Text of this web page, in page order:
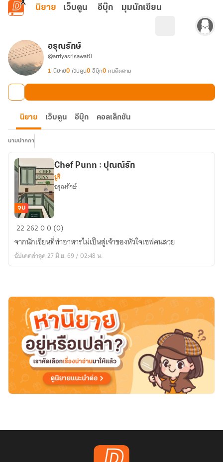
ข้ามไปยังเนื้อหาหลัก
นิยาย เว็บตูน อีบุ๊ก มุมนักเขียน
อรุณรักษ์
@arriyasrisawat0
1 นิยาย0 เว็บตูน0 อีบุ๊ก0 คนติดตาม
นิยาย เว็บตูน อีบุ๊ก คอลเล็กชัน
นามปากกา
Chef
Punn
ปุณณ์
จบ
Chef Punn : ปุณณ์รัก
ยูริ
อรุณรักษ์
2226200 (0)
จากนักเขียนที่ทำอาหารไม่เป็นสู่เจ้าของหัวใจเชฟคนสวย
อัปเดตล่าสุด 27 มิ.ย. 69 / 02:48 น.